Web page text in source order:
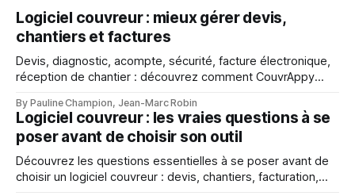
Logiciel couvreur : mieux gérer devis,
chantiers et factures
Devis, diagnostic, acompte, sécurité, facture électronique,
réception de chantier : découvrez comment CouvrAppy
activité.
By Pauline Champion, Jean-Marc Robin
Logiciel couvreur : les vraies questions à se
poser avant de choisir son outil
Découvrez les questions essentielles à se poser avant de
choisir un logiciel couvreur : devis, chantiers, facturation,